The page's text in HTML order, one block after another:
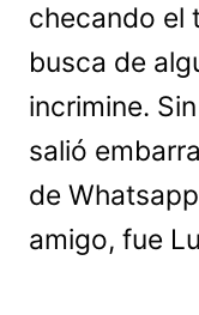
checando el
busca de
incrimine.
salió
de
amigo, fue